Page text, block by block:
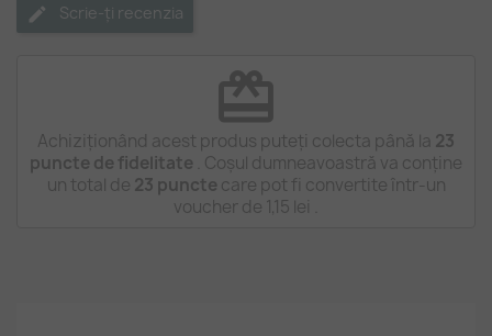
Scrie-ți recenzia
redeem
Achiziționând acest produs puteți colecta până la 23
puncte de fidelitate . Coșul dumneavoastră va conține
un total de 23 puncte care pot fi convertite într-un
voucher de 1,15 lei